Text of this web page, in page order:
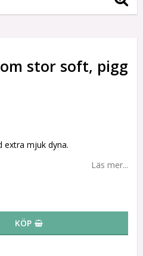
stor soft, pigg
extra mjuk dyna.
Läs mer...
KÖP